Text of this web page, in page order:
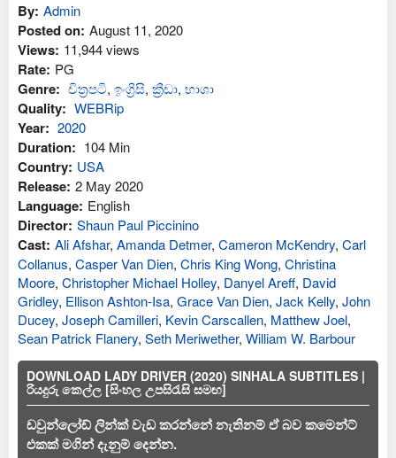
By: Admin
Posted on: August 11, 2020
Views: 11,944 views
Rate: PG
Genre: චිත්‍රපටි, ඉංග්‍රිසි, ක්‍රීඩා, භාශා
Quality: WEBRip
Year: 2020
Duration: 104 Min
Country: USA
Release: 2 May 2020
Language: English
Director: Shaun Paul Piccinino
Cast: Ali Afshar, Amanda Detmer, Cameron McKendry, Carl
Collanus, Casper Van Dien, Chris King Wong, Christina
Moore, Christopher Michael Holley, Danyel Areff, David
Gridley, Ellison Ashton-Isa, Grace Van Dien, Jack Kelly, John
Ducey, Joseph Camilleri, Kevin Carscallen, Matthew Joel,
Sean Patrick Flanery, Seth Meriwether, William W. Barbour
DOWNLOAD LADY DRIVER (2020) SINHALA SUBTITLES |
රියදුරු කෙල්ල [සිංහල උපසිරැසි සමඟ]
ඩවුන්ලෝඩ් ලින්ක් වැඩ කරන්නේ නැතිනම් ඒ බව කමෙන්ට්
එකක් මගින් දැනුම් දෙන්න.